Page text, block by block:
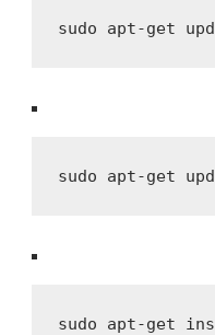
sudo apt-get
sudo apt-get
sudo apt-get